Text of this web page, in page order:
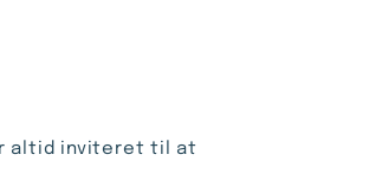
altid inviteret til at